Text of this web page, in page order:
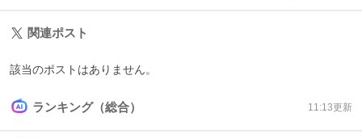
関連ポスト
該当のポストはありません。
ランキング（総合） 11:13更新